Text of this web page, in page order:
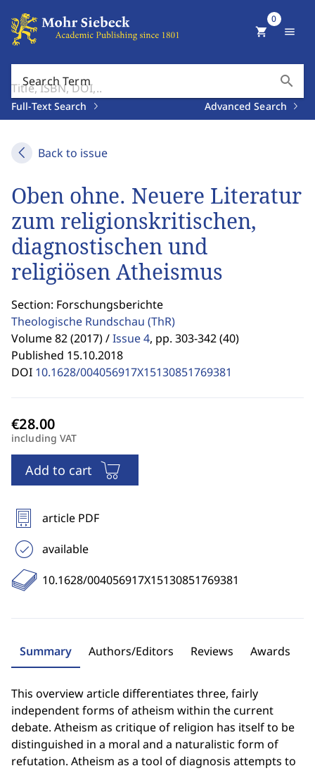
Search Term search
Full-Text Search Advanced Search
shopping_cart
0
menu
Back to issue
Oben ohne. Neuere Literatur
zum religionskritischen,
diagnostischen und
religiösen Atheismus
Section: Forschungsberichte
Theologische Rundschau (ThR)
Volume 82 (2017) /Issue 4, pp. 303-342 (40)
Published 15.10.2018
DOI 10.1628/004056917X15130851769381
including VAT
Add to cart
article PDF
available
10.1628/004056917X15130851769381
Summary Authors/Editors Reviews Awards
This overview article differentiates three, fairly
independent forms of atheism within the current
debate. Atheism as critique of religion has itself to be
distinguished in a moral and a naturalistic form of
refutation. Atheism as a tool of diagnosis attempts to